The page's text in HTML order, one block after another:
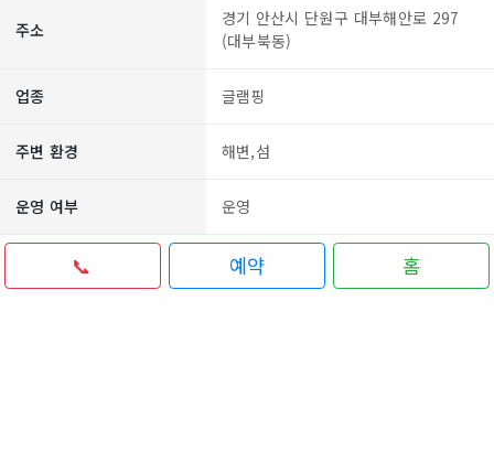
주소
경기 안산시 단원구 대부해안로 297
(대부북동)
업종 글램핑
주변 환경 해변,섬
운영 여부 운영
📞 예약 홈